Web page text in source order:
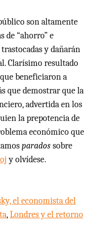
son altamente
de “ahorro” e
y dañarán
Clarísimo resultado
que beneficiaron a
que demostrar que la
advertida en los
la prepotencia de
económico que
paradossobre
y olvídese.
el economista del
,Londres y el retorno